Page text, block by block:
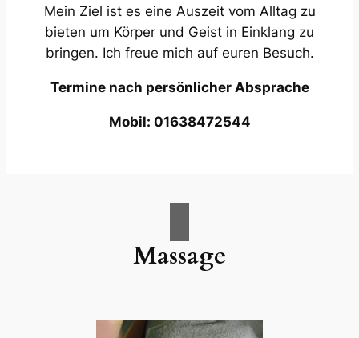
Mein Ziel ist es eine Auszeit vom Alltag zu
bieten um Körper und Geist in Einklang zu
bringen. Ich freue mich auf euren Besuch.
Termine nach persönlicher Absprache
Mobil: 01638472544
Massage